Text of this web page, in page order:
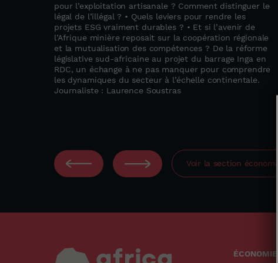
pour l’exploitation artisanale ? Comment distinguer le
légal de l’illégal ? • Quels leviers pour rendre les
projets ESG vraiment durables ? • Et si l’avenir de
l’Afrique minière reposait sur la coopération régionale
et la mutualisation des compétences ? De la réforme
législative sud-africaine au projet du barrage Inga en
RDC, un échange à ne pas manquer pour comprendre
les dynamiques du secteur à l’échelle continentale.
Journaliste : Laurence Soustras
Voir la section économie
ÉCONOMIE